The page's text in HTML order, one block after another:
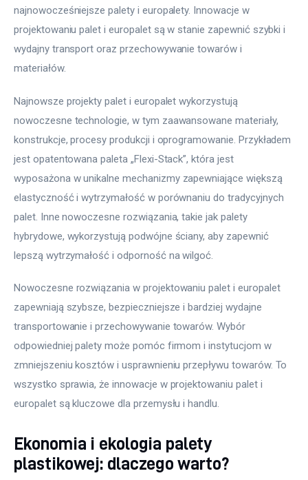
najnowocześniejsze palety i europalety. Innowacje w
projektowaniu palet i europalet są w stanie zapewnić szybki i
wydajny transport oraz przechowywanie towarów i
materiałów.
Najnowsze projekty palet i europalet wykorzystują
nowoczesne technologie, w tym zaawansowane materiały,
konstrukcje, procesy produkcji i oprogramowanie. Przykładem
jest opatentowana paleta „Flexi-Stack”, która jest
wyposażona w unikalne mechanizmy zapewniające większą
elastyczność i wytrzymałość w porównaniu do tradycyjnych
palet. Inne nowoczesne rozwiązania, takie jak palety
hybrydowe, wykorzystują podwójne ściany, aby zapewnić
lepszą wytrzymałość i odporność na wilgoć.
Nowoczesne rozwiązania w projektowaniu palet i europalet
zapewniają szybsze, bezpieczniejsze i bardziej wydajne
transportowanie i przechowywanie towarów. Wybór
odpowiedniej palety może pomóc firmom i instytucjom w
zmniejszeniu kosztów i usprawnieniu przepływu towarów. To
wszystko sprawia, że innowacje w projektowaniu palet i
europalet są kluczowe dla przemysłu i handlu.
Ekonomia i ekologia palety
plastikowej: dlaczego warto?